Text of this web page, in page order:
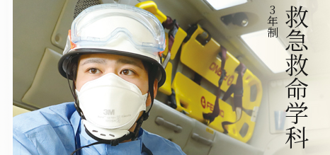
3
年
制救急救命学科